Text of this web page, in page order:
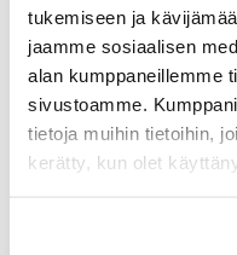
tukemiseen ja
jaamme sosiaalisen
alan kumppaneillemme
sivustoamme.
tietoja muihin tietoihin,
kerätty, kun olet
Tutustu myös